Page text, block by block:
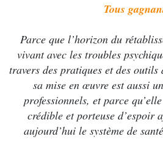
Tous
Parce que l’horizon du
vivant avec les troubles
travers des pratiques et des outils
sa mise en œuvre est aussi
professionnels, et parce
crédible et porteuse d’espoir
aujourd’hui le système de